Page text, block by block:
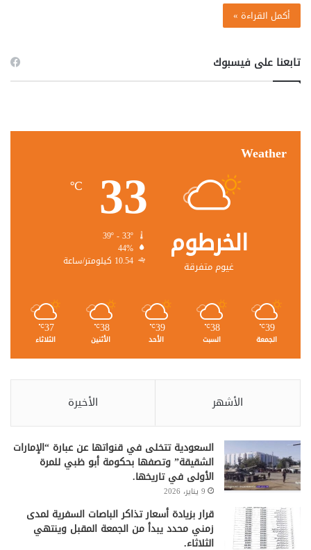
أكمل القراءة »
تابعنا على فيسبوك
Weather
الخرطوم
غيوم متفرقة
33
℃
44%
10.54 كيلومتر/ساعة
39
℃
الجمعة
38
℃
السبت
39
℃
الأحد
38
℃
الأثنين
37
℃
الثلاثاء
الأشهر الأخيرة
السعودية تتخلى في قنواتها عن عبارة “الإمارات
الشقيقة” وتصفها بحكومة أبو ظبي للمرة
الأولى في تاريخها.
9 يناير، 2026
قرار بزيادة أسعار تذاكر الباصات السفرية لمدى
زمني محدد يبدأ من الجمعة المقبل وينتهي
الثلاثاء.